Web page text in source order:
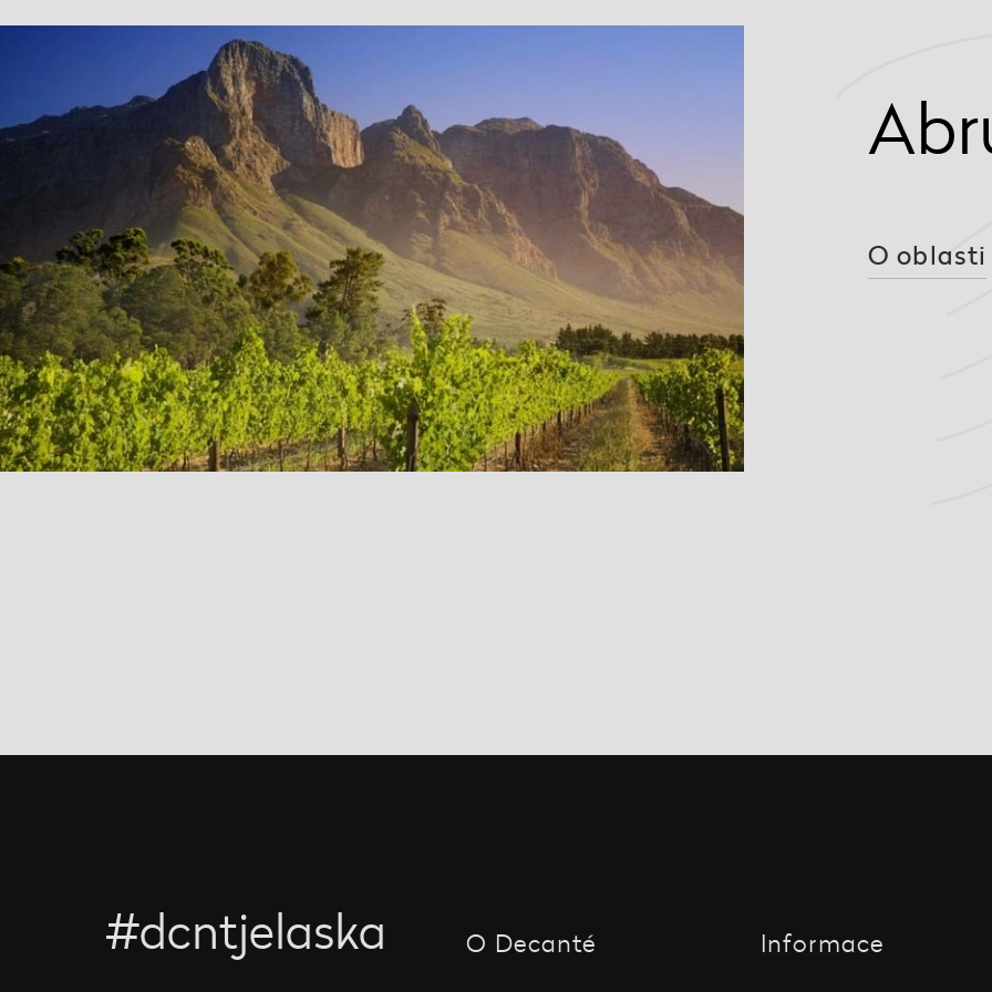
O oblasti
#dcntjelaska O Decanté Informace